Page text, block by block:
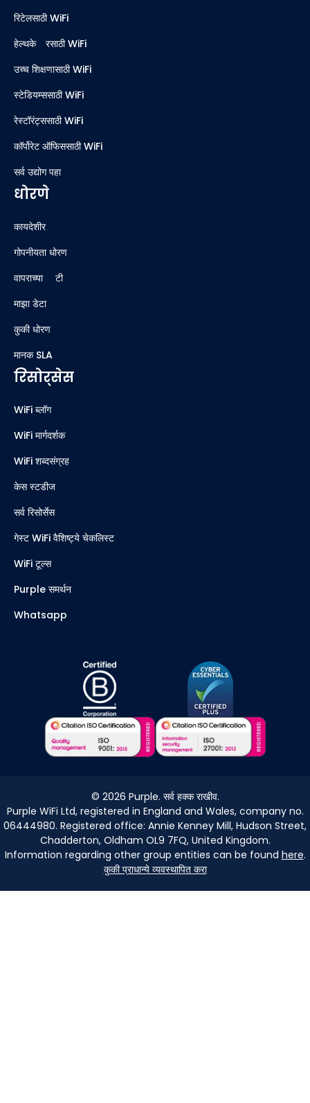
रिटेलसाठी WiFi
हेल्थकेअरसाठी WiFi
उच्च शिक्षणासाठी WiFi
स्टेडियम्ससाठी WiFi
रेस्टॉरंट्ससाठी WiFi
कॉर्पोरेट ऑफिससाठी WiFi
सर्व उद्योग पहा
धोरणे
कायदेशीर
गोपनीयता धोरण
वापराच्या अटी
माझा डेटा
कुकी धोरण
मानक SLA
रिसोर्सेस
WiFi ब्लॉग
WiFi मार्गदर्शक
WiFi शब्दसंग्रह
केस स्टडीज
सर्व रिसोर्सेस
गेस्ट WiFi वैशिष्ट्ये चेकलिस्ट
WiFi टूल्स
Purple समर्थन
Whatsapp
© 2026 Purple. सर्व हक्क राखीव.
Purple WiFi Ltd, registered in England and Wales, company no.
06444980. Registered office: Annie Kenney Mill, Hudson Street,
Chadderton, Oldham OL9 7FQ, United Kingdom.
Information regarding other group entities can be found here.
कुकी प्राधान्ये व्यवस्थापित करा